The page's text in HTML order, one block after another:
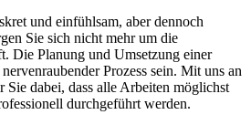
und einfühlsam, aber dennoch
Sie sich nicht mehr um die
Die Planung und Umsetzung einer
Prozess sein. Mit uns an
Sie dabei, dass alle Arbeiten möglichst
durchgeführt werden.